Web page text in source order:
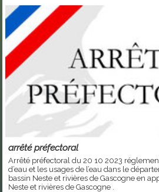
arrêté préfectoral
Arrêté préfectoral du 20 10 2023
d’eau et les usages de l’eau dans le
bassin Neste et rivières de Gascogne en
Neste et rivières de Gascogne .